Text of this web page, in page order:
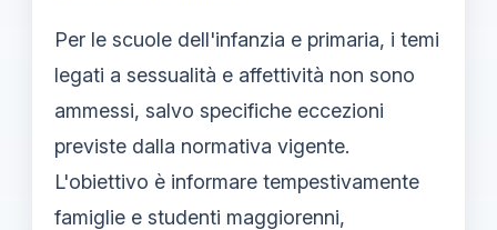
Per le scuole dell'infanzia e primaria, i temi
legati a sessualità e affettività non sono
ammessi, salvo specifiche eccezioni
previste dalla normativa vigente.
L'obiettivo è informare tempestivamente
famiglie e studenti maggiorenni,